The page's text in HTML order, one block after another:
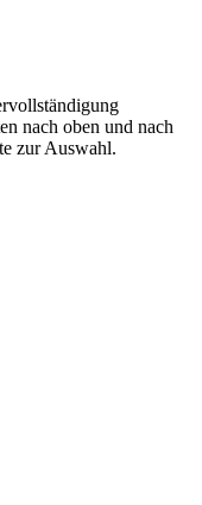
nach oben und nach
zur Auswahl.